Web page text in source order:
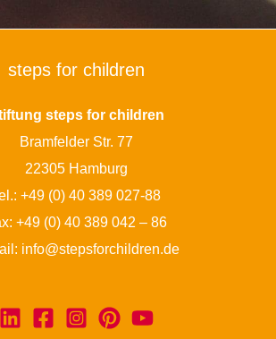
steps for children
steps for children
Bramfelder Str. 77
22305 Hamburg
+49 (0) 40 389 027-88
+49 (0) 40 389 042 – 86
info@stepsforchildren.de